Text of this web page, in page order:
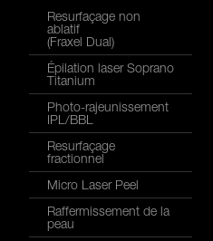
Resurfaçage non
ablatif
(Fraxel Dual)
Épilation laser Soprano
Titanium
Photo-rajeunissement
IPL/BBL
Resurfaçage
fractionnel
Micro Laser Peel
Raffermissement de la
peau